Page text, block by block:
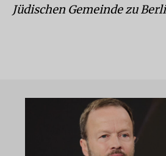
Jüdischen Gemeinde zu